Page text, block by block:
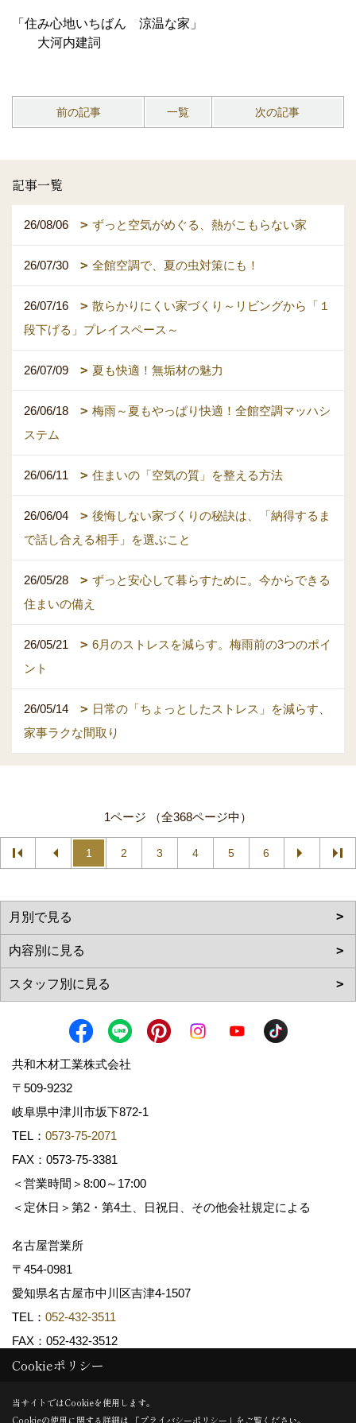
「住み心地いちばん 涼温な家」
大河内建詞
前の記事 一覧 次の記事
記事一覧
26/08/06 ずっと空気がめぐる、熱がこもらない家
26/07/30 全館空調で、夏の虫対策にも！
26/07/16
散らかりにくい家づくり～リビングから「１
段下げる」プレイスペース～
26/07/09 夏も快適！無垢材の魅力
26/06/18
梅雨～夏もやっぱり快適！全館空調マッハシ
ステム
26/06/11 住まいの「空気の質」を整える方法
26/06/04
後悔しない家づくりの秘訣は、「納得するま
で話し合える相手」を選ぶこと
26/05/28
ずっと安心して暮らすために。今からできる
住まいの備え
26/05/21
6月のストレスを減らす。梅雨前の3つのポイ
ント
26/05/14
日常の「ちょっとしたストレス」を減らす、
家事ラクな間取り
1ページ （全368ページ中）
1 2 3 4 5 6
共和木材工業株式会社
〒509-9232
岐阜県中津川市坂下872‐1
TEL： 0573-75-2071
FAX：0573-75-3381
＜営業時間＞8:00～17:00
＜定休日＞第2・第4土、日祝日、その他会社規定による
名古屋営業所
〒454-0981
愛知県名古屋市中川区吉津4-1507
TEL： 052-432-3511
FAX：052-432-3512
Copyright (c) 共和木材工業株式会社. All Rights Reserved.
Cookieポリシー
当サイトではCookieを使用します。
Cookieの使用に関する詳細は 「プライバシーポリシー 」をご覧ください。